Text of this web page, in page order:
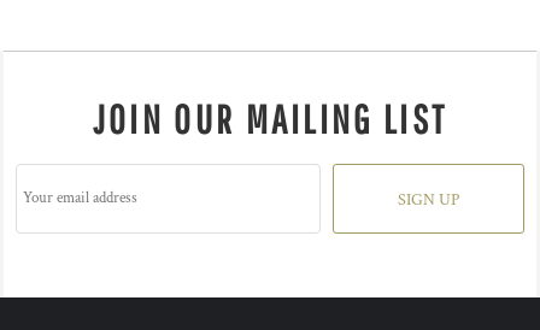
JOIN OUR MAILING LIST
SIGN UP